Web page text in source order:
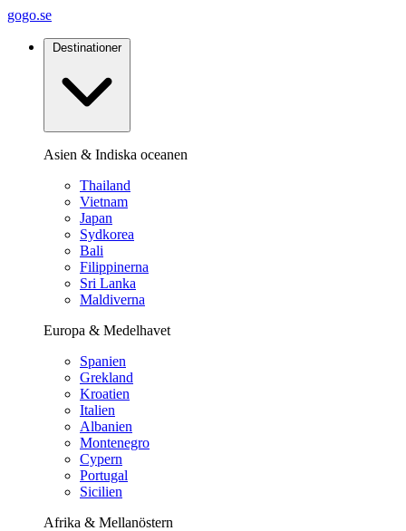
gogo.se
Destinationer
Asien & Indiska oceanen
Thailand
Vietnam
Japan
Sydkorea
Bali
Filippinerna
Sri Lanka
Maldiverna
Europa & Medelhavet
Spanien
Grekland
Kroatien
Italien
Albanien
Montenegro
Cypern
Portugal
Sicilien
Afrika & Mellanöstern